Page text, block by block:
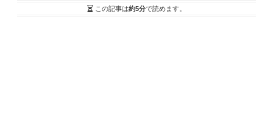
この記事は約5分で読めます。